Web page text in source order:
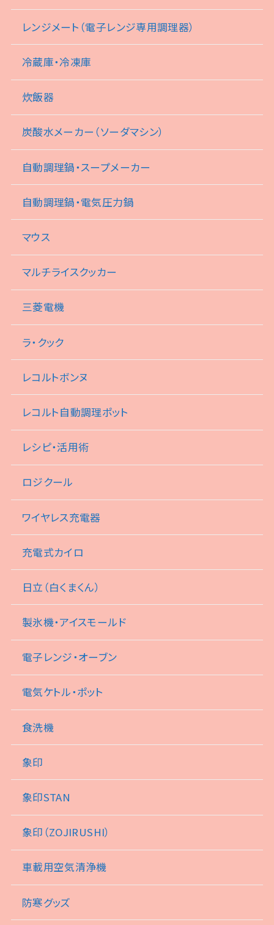
レンジメート（電子レンジ専用調理器）
冷蔵庫・冷凍庫
炊飯器
炭酸水メーカー（ソーダマシン）
自動調理鍋・スープメーカー
自動調理鍋・電気圧力鍋
マウス
マルチライスクッカー
三菱電機
ラ・クック
レコルトボンヌ
レコルト自動調理ポット
レシピ・活用術
ロジクール
ワイヤレス充電器
充電式カイロ
日立（白くまくん）
製氷機・アイスモールド
電子レンジ・オーブン
電気ケトル・ポット
食洗機
象印
象印STAN
象印（ZOJIRUSHI）
車載用空気清浄機
防寒グッズ